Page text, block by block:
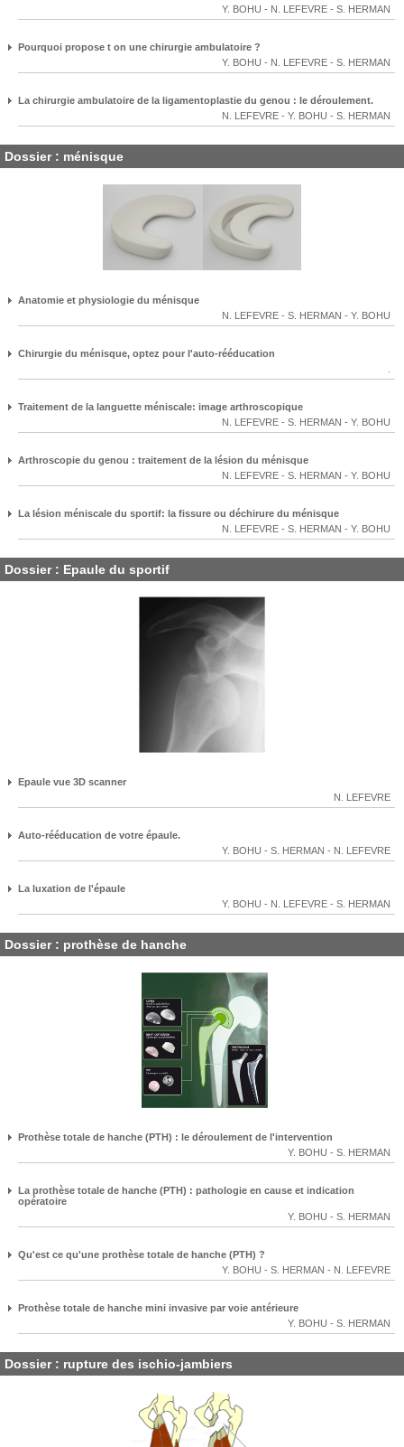
Y. BOHU - N. LEFEVRE - S. HERMAN
Pourquoi propose t on une chirurgie ambulatoire ?
Y. BOHU - N. LEFEVRE - S. HERMAN
La chirurgie ambulatoire de la ligamentoplastie du genou : le déroulement.
N. LEFEVRE - Y. BOHU - S. HERMAN
Dossier : ménisque
Anatomie et physiologie du ménisque
N. LEFEVRE - S. HERMAN - Y. BOHU
Chirurgie du ménisque, optez pour l'auto-rééducation
Traitement de la languette méniscale: image arthroscopique
N. LEFEVRE - S. HERMAN - Y. BOHU
Arthroscopie du genou : traitement de la lésion du ménisque
N. LEFEVRE - S. HERMAN - Y. BOHU
La lésion méniscale du sportif: la fissure ou déchirure du ménisque
N. LEFEVRE - S. HERMAN - Y. BOHU
Dossier : Epaule du sportif
Epaule vue 3D scanner
N. LEFEVRE
Auto-rééducation de votre épaule.
Y. BOHU - S. HERMAN - N. LEFEVRE
La luxation de l'épaule
Y. BOHU - N. LEFEVRE - S. HERMAN
Dossier : prothèse de hanche
Prothèse totale de hanche (PTH) : le déroulement de l'intervention
Y. BOHU - S. HERMAN
La prothèse totale de hanche (PTH) : pathologie en cause et indication
opératoire
Y. BOHU - S. HERMAN
Qu'est ce qu'une prothèse totale de hanche (PTH) ?
Y. BOHU - S. HERMAN - N. LEFEVRE
Prothèse totale de hanche mini invasive par voie antérieure
Y. BOHU - S. HERMAN
Dossier : rupture des ischio-jambiers